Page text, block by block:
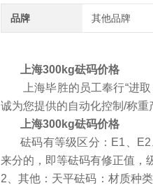
品牌 其他品牌
上海300kg砝码价格
上海毕胜的员工奉行“进
诚为您提供的自动化控制/称重
上海300kg砝码价格
砝码有等级区分：E1、
来分的，即等砝码有修正值，
2、其他：天平砝码：材质种